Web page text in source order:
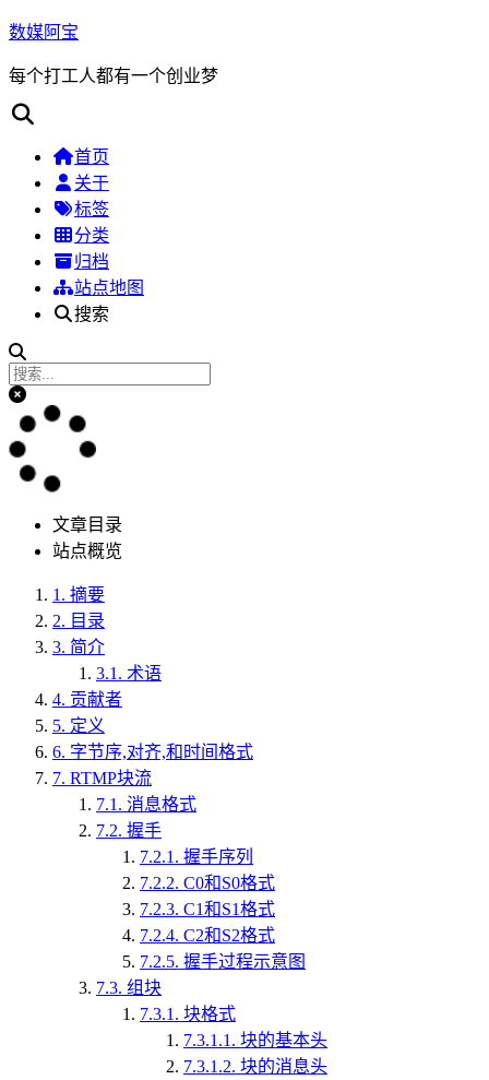
数媒阿宝
每个打工人都有一个创业梦
首页
关于
标签
分类
归档
站点地图
搜索
文章目录
站点概览
1. 摘要
2. 目录
3. 简介
3.1. 术语
4. 贡献者
5. 定义
6. 字节序,对齐,和时间格式
7. RTMP块流
7.1. 消息格式
7.2. 握手
7.2.1. 握手序列
7.2.2. C0和S0格式
7.2.3. C1和S1格式
7.2.4. C2和S2格式
7.2.5. 握手过程示意图
7.3. 组块
7.3.1. 块格式
7.3.1.1. 块的基本头
7.3.1.2. 块的消息头